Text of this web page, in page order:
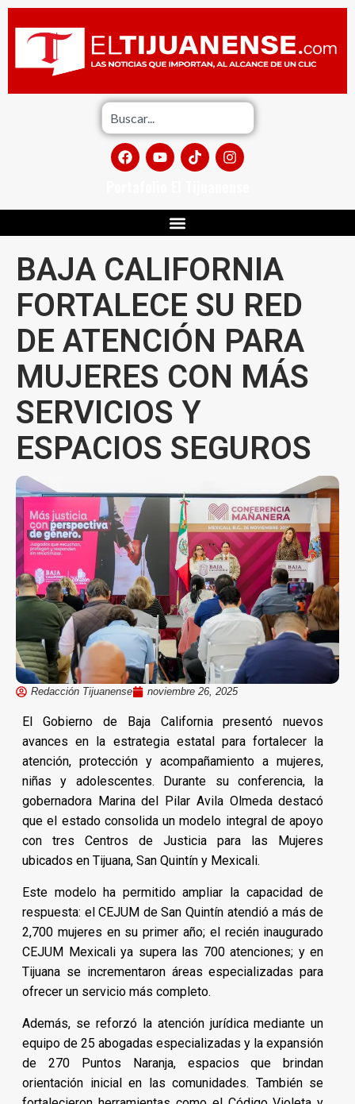
BAJA CALIFORNIA
FORTALECE SU RED
DE ATENCIÓN PARA
MUJERES CON MÁS
SERVICIOS Y
ESPACIOS SEGUROS
Redacción Tijuanense noviembre 26, 2025
El Gobierno de Baja California presentó nuevos
avances en la estrategia estatal para fortalecer la
atención, protección y acompañamiento a mujeres,
niñas y adolescentes. Durante su conferencia, la
gobernadora Marina del Pilar Avila Olmeda destacó
que el estado consolida un modelo integral de apoyo
con tres Centros de Justicia para las Mujeres
ubicados en Tijuana, San Quintín y Mexicali.
Este modelo ha permitido ampliar la capacidad de
respuesta: el CEJUM de San Quintín atendió a más de
2,700 mujeres en su primer año; el recién inaugurado
CEJUM Mexicali ya supera las 700 atenciones; y en
Tijuana se incrementaron áreas especializadas para
ofrecer un servicio más completo.
Además, se reforzó la atención jurídica mediante un
equipo de 25 abogadas especializadas y la expansión
de 270 Puntos Naranja, espacios que brindan
orientación inicial en las comunidades. También se